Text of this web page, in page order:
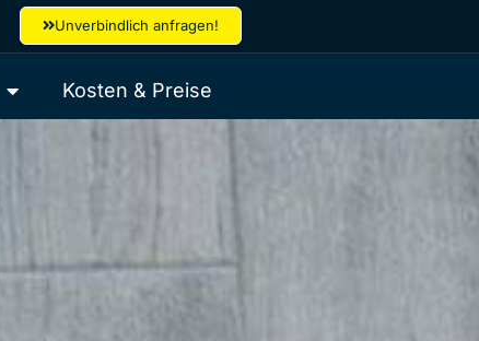
Unverbindlich anfragen!
Kosten & Preise